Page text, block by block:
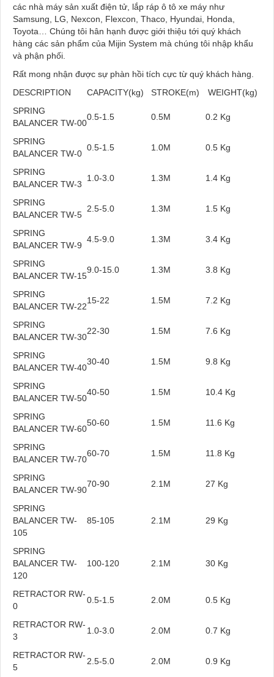
các nhà máy sản xuất điện tử, lắp ráp ô tô xe máy như
Samsung, LG, Nexcon, Flexcon, Thaco, Hyundai, Honda,
Toyota… Chúng tôi hân hạnh được giới thiệu tới quý khách
hàng các sản phẩm của Mijin System mà chúng tôi nhập khẩu
và phận phối.
Rất mong nhận được sự phàn hồi tích cực từ quý khách hàng.
DESCRIPTION
CAPACITY(kg) STROKE(m)
WEIGHT(kg)
SPRING
BALANCER TW-00
0.5-1.5 0.5M 0.2 Kg
SPRING
BALANCER TW-0
0.5-1.5 1.0M 0.5 Kg
SPRING
BALANCER TW-3
1.0-3.0 1.3M 1.4 Kg
SPRING
BALANCER TW-5
2.5-5.0 1.3M 1.5 Kg
SPRING
BALANCER TW-9
4.5-9.0 1.3M 3.4 Kg
SPRING
BALANCER TW-15
9.0-15.0 1.3M 3.8 Kg
SPRING
BALANCER TW-22
15-22 1.5M 7.2 Kg
SPRING
BALANCER TW-30
22-30 1.5M 7.6 Kg
SPRING
BALANCER TW-40
30-40 1.5M 9.8 Kg
SPRING
BALANCER TW-50
40-50 1.5M 10.4 Kg
SPRING
BALANCER TW-60
50-60 1.5M 11.6 Kg
SPRING
BALANCER TW-70
60-70 1.5M 11.8 Kg
SPRING
BALANCER TW-90
70-90 2.1M 27 Kg
SPRING
BALANCER TW-
105
85-105 2.1M 29 Kg
SPRING
BALANCER TW-
120
100-120 2.1M 30 Kg
RETRACTOR RW-
0
0.5-1.5 2.0M 0.5 Kg
RETRACTOR RW-
3
1.0-3.0 2.0M 0.7 Kg
RETRACTOR RW-
5
2.5-5.0 2.0M 0.9 Kg